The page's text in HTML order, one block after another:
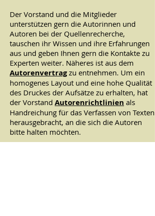
Der Vorstand und die Mitglieder
unterstützen gern die Autorinnen und
Autoren bei der Quellenrecherche,
tauschen ihr Wissen und ihre Erfahrungen
aus und geben Ihnen gern die Kontakte zu
Experten weiter. Näheres ist aus dem
Autorenvertragzu entnehmen. Um ein
homogenes Layout und eine hohe Qualität
des Druckes der Aufsätze zu erhalten, hat
der Vorstand Autorenrichtlinien als
Handreichung für das Verfassen von Texten
herausgebracht, an die sich die Autoren
bitte halten möchten.